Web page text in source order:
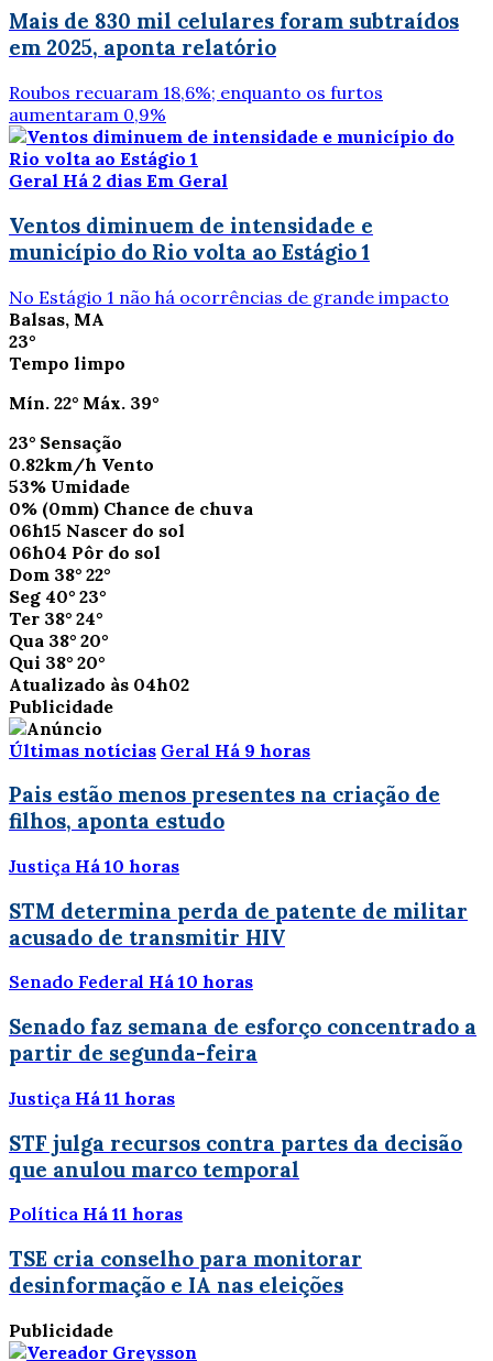
Mais de 830 mil celulares foram subtraídos
em 2025, aponta relatório
Roubos recuaram 18,6%; enquanto os furtos
aumentaram 0,9%
Geral Há 2 dias Em Geral
Ventos diminuem de intensidade e
município do Rio volta ao Estágio 1
No Estágio 1 não há ocorrências de grande impacto
Balsas, MA
23°
Tempo limpo
Mín. 22° Máx. 39°
23° Sensação
0.82km/h Vento
53% Umidade
0% (0mm) Chance de chuva
06h15 Nascer do sol
06h04 Pôr do sol
Dom 38° 22°
Seg 40° 23°
Ter 38° 24°
Qua 38° 20°
Qui 38° 20°
Atualizado às 04h02
Publicidade
Últimas notícias Geral Há 9 horas
Pais estão menos presentes na criação de
filhos, aponta estudo
Justiça Há 10 horas
STM determina perda de patente de militar
acusado de transmitir HIV
Senado Federal Há 10 horas
Senado faz semana de esforço concentrado a
partir de segunda-feira
Justiça Há 11 horas
STF julga recursos contra partes da decisão
que anulou marco temporal
Política Há 11 horas
TSE cria conselho para monitorar
desinformação e IA nas eleições
Publicidade